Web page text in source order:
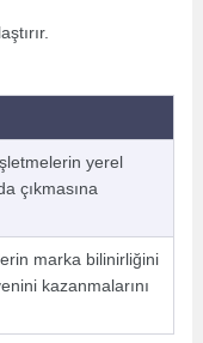
yerel
çıkmasına
marka bilinirliğini
kazanmalarını